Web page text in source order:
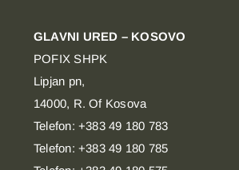
GLAVNI URED – KOSOVO
POFIX SHPK
Lipjan pn,
14000, R. Of Kosova
Telefon: +383 49 180 783
Telefon: +383 49 180 785